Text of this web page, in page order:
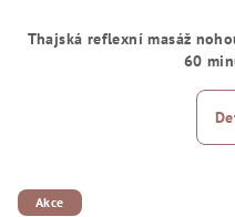
Thajská reflexní masáž
60
Akce